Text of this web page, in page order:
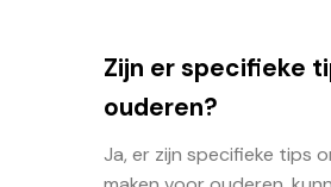
Zijn er specifieke
ouderen?
Ja, er zijn specifieke tips